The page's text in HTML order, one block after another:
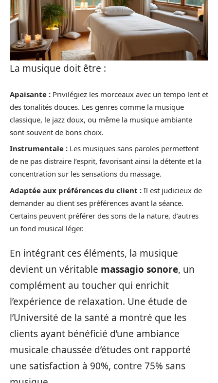
La musique doit être :
Apaisante : Privilégiez les morceaux avec un tempo lent et
des tonalités douces. Les genres comme la musique
classique, le jazz doux, ou même la musique ambiante
sont souvent de bons choix.
Instrumentale : Les musiques sans paroles permettent
de ne pas distraire l’esprit, favorisant ainsi la détente et la
concentration sur les sensations du massage.
Adaptée aux préférences du client : Il est judicieux de
demander au client ses préférences avant la séance.
Certains peuvent préférer des sons de la nature, d’autres
un fond musical léger.
En intégrant ces éléments, la musique
devient un véritable massagio sonore, un
complément au toucher qui enrichit
l’expérience de relaxation. Une étude de
l’Université de la santé a montré que les
clients ayant bénéficié d’une ambiance
musicale chaussée d’études ont rapporté
une satisfaction à 90%, contre 75% sans